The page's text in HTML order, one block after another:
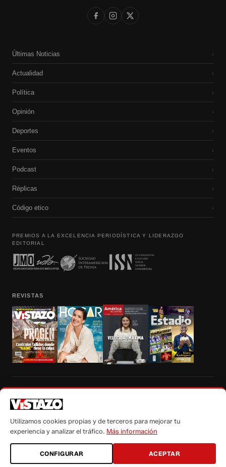
Últimas Noticias ›
Actualidad ›
Política ›
Opinión ›
Deportes ›
Eventos ›
Podcast ›
Réplicas ›
Código etico ›
PREMIOS A LA EXCELENCIA PERIODÍSTICA Y LIDERAZGO
EDITORIAL
REVISTAS
autorización escrita de su titular, de todos los contenidos de Vistazo.com.
Utilizamos cookies propias y de terceros para mejorar tu
experiencia y analizar el tráfico. Más información
CONFIGURAR ACEPTAR